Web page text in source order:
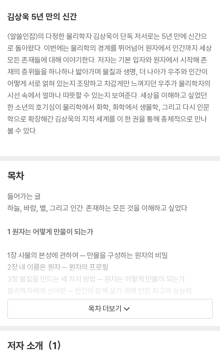
김상욱 5년 만의 신간
〈알쓸인잡〉의 다정한 물리학자 김상욱이 단독 저서로는 5년 만에 신간으
로 돌아왔다. 이번에는 물리학의 경계를 뛰어넘어 원자에서 인간까지 세상
모든 존재들에 대해 이야기한다. 저자는 기본 입자와 원자에서 시작해 존
재의 층위들을 하나하나 밟아가며 물질과 생명, 더 나아가 우주와 인간이
어떻게 서로 얽혀 있는지 조망하고 차갑게만 느껴지던 우주가 물리학자의
시선 속에서 얼마나 따뜻할 수 있는지 보여준다. 세상을 이해하고 싶었던
한 소년의 호기심이 물리학에서 화학, 화학에서 생물학, 그리고 다시 인문
학으로 확장해간 김상욱의 지적 세계를 이 한 권을 통해 총체적으로 만나
볼 수 있다.
목차
들어가는 글
하늘, 바람, 별, 그리고 인간. 존재하는 모든 것을 이해하고 싶었다
1 원자는 어떻게 만물이 되는가
1장 사물의 본성에 관하여 ─ 만물을 구성하는 원자의 비밀
2장 내 이름은 원자 ─ 원자의 프로필
3장 물질을 만드는 세 가지 방법 ─ 원자는 어떻게 만물이 되는가
물리학자에게 신이란 ─ 인간이 함께 살기 위해 만든 최고의 상상력
5장 핵과 별 그리고 에너지의 근원 ─ 지구 에너지의 근원을 찾아서
목차 더보기
저자 소개 1